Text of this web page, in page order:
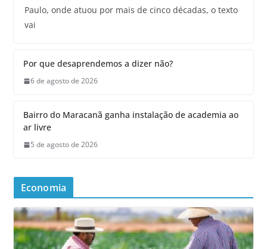
Paulo, onde atuou por mais de cinco décadas, o texto
vai
Por que desaprendemos a dizer não?
6 de agosto de 2026
Bairro do Maracanã ganha instalação de academia ao
ar livre
5 de agosto de 2026
Economia